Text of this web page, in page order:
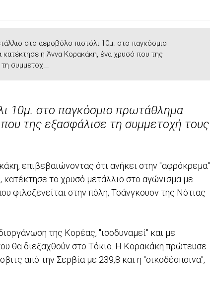
στο αεροβόλο πιστόλι 10μ. στο παγκόσμιο
η Άννα Κορακάκη, ένα χρυσό που της
συμμετοχ...
10μ. στο παγκόσμιο πρωτάθλημα
της εξασφάλισε τη συμμετοχή τους
επιβεβαιώνοντας ότι ανήκει στην "αφρόκρεμα"
το χρυσό μετάλλιο στο αγώνισμα με
φιλοξενείται στην πόλη, Τσάνγκουον της Νότιας
της Κορέας, "ισοδυναμεί" και με
θα διεξαχθούν στο Τόκιο. Η Κορακάκη πρώτευσε
από την Σερβία με 239,8 και η "οικοδέσποινα",